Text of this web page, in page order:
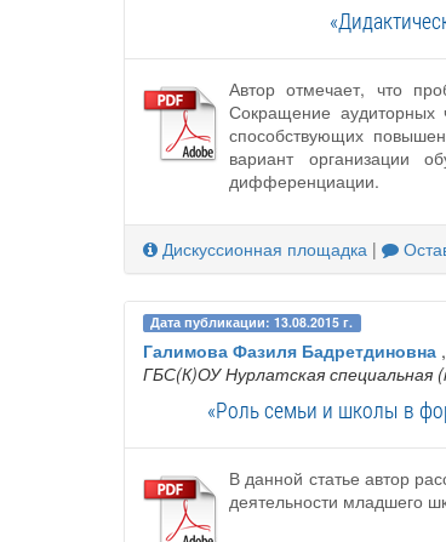
Автор отмечает, что
Сокращение аудиторных
способствующих
вариант организации
дифференциации.
Дискуссионная площадка |
Дата публикации: 13.08.2015 г.
Галимова Фазиля Бадретдиновна
ГБС(К)ОУ Нурлатская специальная
«Роль семьи и школы в
В данной статье автор
деятельности младшего